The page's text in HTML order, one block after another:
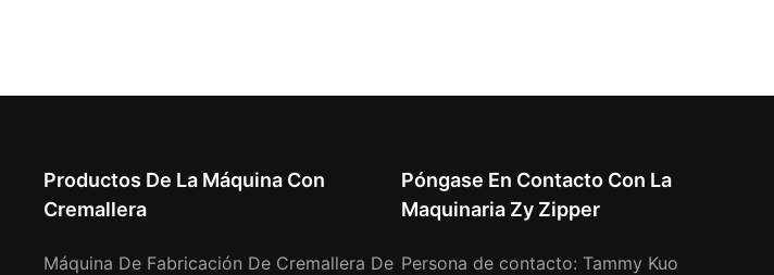
Productos De La Máquina Con
Cremallera
Máquina De Fabricación De Cremallera De
Póngase En Contacto Con La
Maquinaria Zy Zipper
Persona de contacto: Tammy Kuo